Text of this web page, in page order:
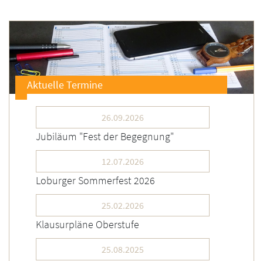
Aktuelle Termine
26.09.2026
Jubiläum "Fest der Begegnung"
12.07.2026
Loburger Sommerfest 2026
25.02.2026
Klausurpläne Oberstufe
25.08.2025